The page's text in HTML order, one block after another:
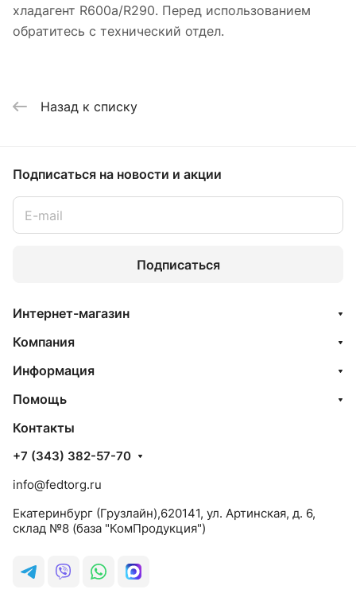
хладагент R600a/R290. Перед использованием
обратитесь с технический отдел.
Назад к списку
Подписаться на новости и акции
Подписаться
Интернет-магазин
Компания
Информация
Помощь
Контакты
+7 (343) 382-57-70
info@fedtorg.ru
Екатеринбург (Грузлайн),620141, ул. Артинская, д. 6,
склад №8 (база "КомПродукция")